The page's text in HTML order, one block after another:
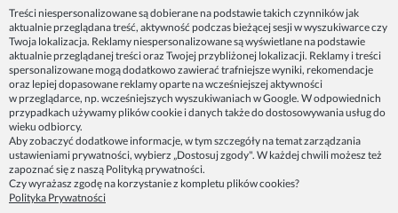
Dane firmy:
Spoko Motyw, Małgorzata Nowak-Staszak
ul. Skowronia 3D/4, 30-650 Kraków
NIP 7343314687
telefon: 512821491
e-mail:kontakt@spoko-motyw.pl
92 1140 2004 0000 3202 7758 0405
Punkt odbioru zamówień:
Pracownia Spoko Motyw
Treści niespersonalizowane są dobierane na podstawie takich czynników jak
aktualnie przeglądana treść, aktywność podczas bieżącej sesji w wyszukiwarce czy
Twoja lokalizacja. Reklamy niespersonalizowane są wyświetlane na podstawie
aktualnie przeglądanej treści oraz Twojej przybliżonej lokalizacji. Reklamy i treści
spersonalizowane mogą dodatkowo zawierać trafniejsze wyniki, rekomendacje
oraz lepiej dopasowane reklamy oparte na wcześniejszej aktywności
w przeglądarce, np. wcześniejszych wyszukiwaniach w Google. W odpowiednich
przypadkach używamy plików cookie i danych także do dostosowywania usług do
wieku odbiorcy.
Aby zobaczyć dodatkowe informacje, w tym szczegóły na temat zarządzania
ustawieniami prywatności, wybierz „Dostosuj zgody". W każdej chwili możesz też
zapoznać się z naszą Polityką prywatności.
Czy wyrażasz zgodę na korzystanie z kompletu plików cookies?
Polityka Prywatności